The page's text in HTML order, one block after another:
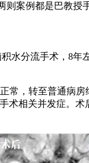
案例都是巴教授
水分流手术，8
，转至普通病房
相关并发症。术